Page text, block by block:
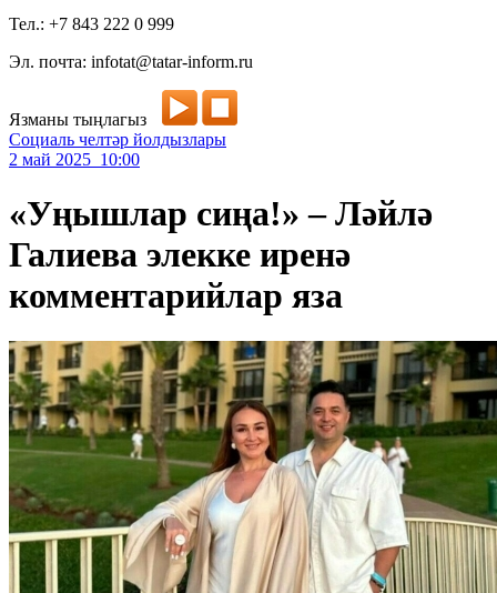
Тел.: +7 843 222 0 999
Эл. почта: infotat@tatar-inform.ru
Язманы тыңлагыз
Социаль челтәр йолдызлары
2 май 2025 10:00
«Уңышлар сиңа!» – Ләйлә
Галиева элекке иренә
комментарийлар яза